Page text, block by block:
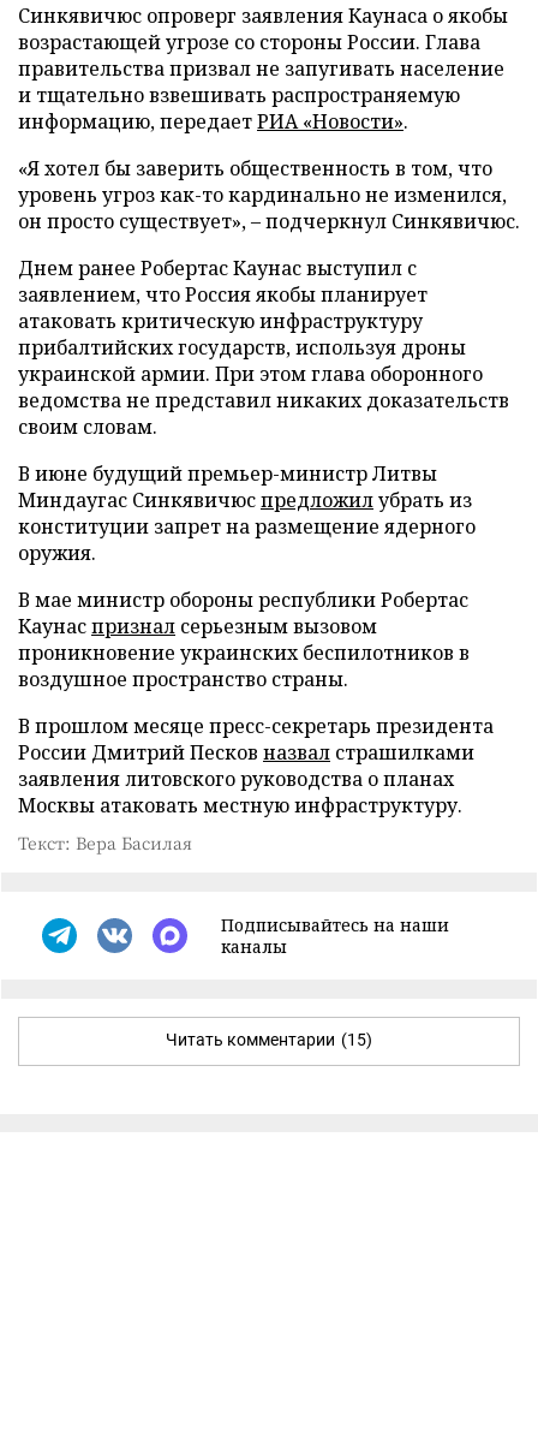
Синкявичюс опроверг заявления Каунаса о якобы
возрастающей угрозе со стороны России. Глава
правительства призвал не запугивать население
и тщательно взвешивать распространяемую
информацию, передаетРИА «Новости».
«Я хотел бы заверить общественность в том, что
уровень угроз как-то кардинально не изменился,
он просто существует», – подчеркнул Синкявичюс.
Днем ранее Робертас Каунас выступил с
заявлением, что Россия якобы планирует
атаковать критическую инфраструктуру
прибалтийских государств, используя дроны
украинской армии. При этом глава оборонного
ведомства не представил никаких доказательств
своим словам.
В июне будущий премьер-министр Литвы
Миндаугас Синкявичюспредложилубрать из
конституции запрет на размещение ядерного
оружия.
В мае министр обороны республики Робертас
Каунаспризнал серьезным вызовом
проникновение украинских беспилотников в
воздушное пространство страны.
В прошлом месяце пресс-секретарь президента
России Дмитрий Песков назвал страшилками
заявления литовского руководства о планах
Москвы атаковать местную инфраструктуру.
Текст: Вера Басилая
Подписывайтесь на наши
каналы
Читать комментарии (15)